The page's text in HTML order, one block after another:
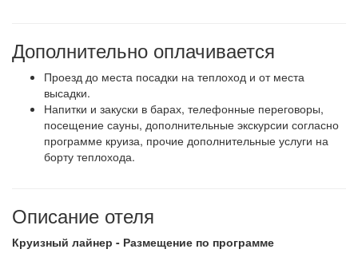
Дополнительно оплачивается
Проезд до места посадки на теплоход и от места
высадки.
Напитки и закуски в барах, телефонные переговоры,
посещение сауны, дополнительные экскурсии согласно
программе круиза, прочие дополнительные услуги на
борту теплохода.
Описание отеля
Круизный лайнер - Размещение по программе